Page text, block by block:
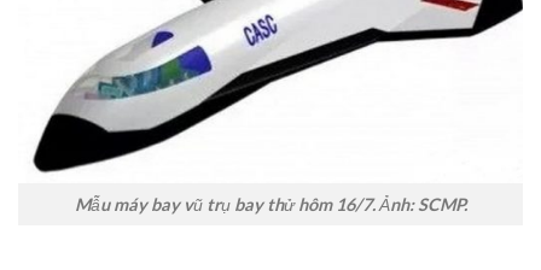
Mẫu máy bay vũ trụ bay thử hôm 16/7. Ảnh: SCMP.